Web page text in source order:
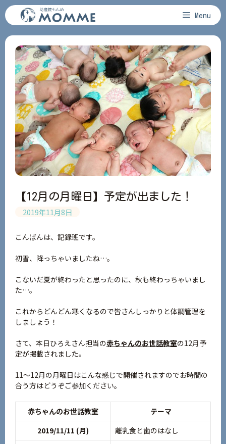
コ
ン
ン
Menu
【12月の月曜日】予定が出ました！
2019年11月8日
こんばんは、記録班です。
初雪、降っちゃいましたね…。
こないだ夏が終わったと思ったのに、秋も終わっちゃいまし
た…。
これからどんどん寒くなるので皆さんしっかりと体調管理を
しましょう！
さて、本日ひろえさん担当の赤ちゃんのお世話教室の12月予
定が掲載されました。
11～12月の月曜日はこんな感じで開催されますのでお時間の
合う方はどうぞご参加ください。
赤ちゃんのお世話教室
テーマ
2019/11/11 (月)
離乳食と歯のはなし